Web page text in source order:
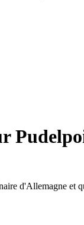
d'Allemagne et